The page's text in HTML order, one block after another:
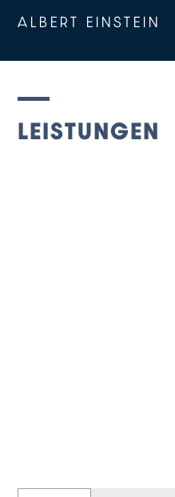
ALBERT EINSTEIN
LEISTUNGEN